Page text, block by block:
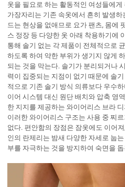
옷을 필요로 하는 활동적인 여성들에
가장자리는 기존 속옷에서 흔히 발생
드는 현상을 없애므로 요가 팬츠, 몸에
스 정장 등 다양한 옷 아래 착용하기에
통해 솔기 없는 각 제품이 전체적으로
하도록 하여 약한 부위가 생기지 않게
되는 것을 막는다. 솔기가 분리되거나
력이 집중되는 지점이 없기 때문에 솔
적으로 기존 솔기 방식 의류보다 우수
이어 시스템 대신 원단 배치와 압축 영
한 지지를 제공하는 와이어리스 브라
이러한 와이어리스 구조는 사용 중 찌
없다. 편안함의 장점은 잠옷에도 이어
인의 란제리는 밤새 다양한 자세로 눕
부를 자극하는 것을 방지하여 숙면을